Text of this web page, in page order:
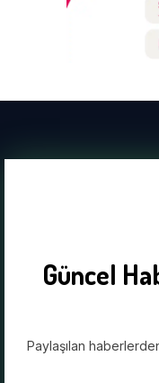
Güncel
Paylaşılan